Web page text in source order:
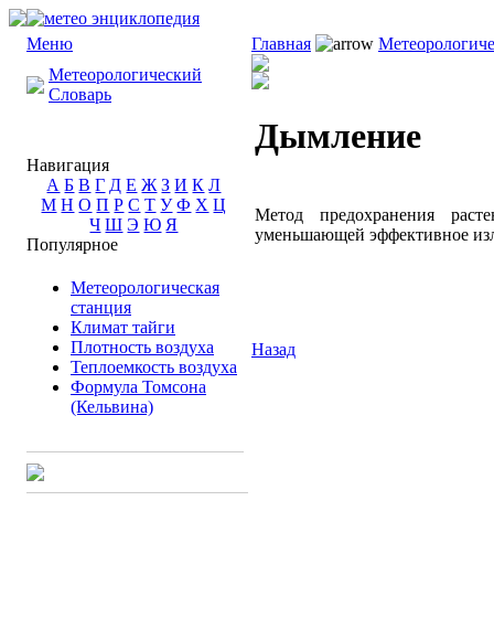
Меню
Метеорологический
Словарь
Навигация
А Б В Г Д Е Ж З И К Л
М Н О П Р С Т У Ф Х Ц
Ч Ш Э Ю Я
Популярное
Метеорологическая
станция
Климат тайги
Плотность воздуха
Теплоемкость воздуха
Формула Томсона
(Кельвина)
Главная
Дымление
Метод предохранения
уменьшающей эффективное
Назад